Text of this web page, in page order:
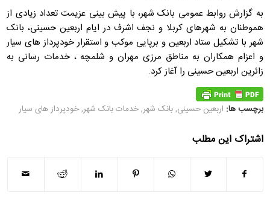
به گزارش روابط عمومی بانک شهر، با پیش بینی عزیمت تعداد زیادی از
هموطنان به شهرهای کربلا و نجف اشرف در ایام اربعین حسینی، بانک
شهر با تشکیل ستاد اربعین و برپایی موکب و استقرار خودپرداز های سیار
و اعزام همکاران به مناطق مرزی مهران و شلمچه ، خدمات رسانی به
زائرین اربعین حسینی را آغاز کرد.
برچسب ها: اربعین حسینی,بانک شهر,خدمات بانک شهر,خودپرداز های سیار
اشتراک این مطلب